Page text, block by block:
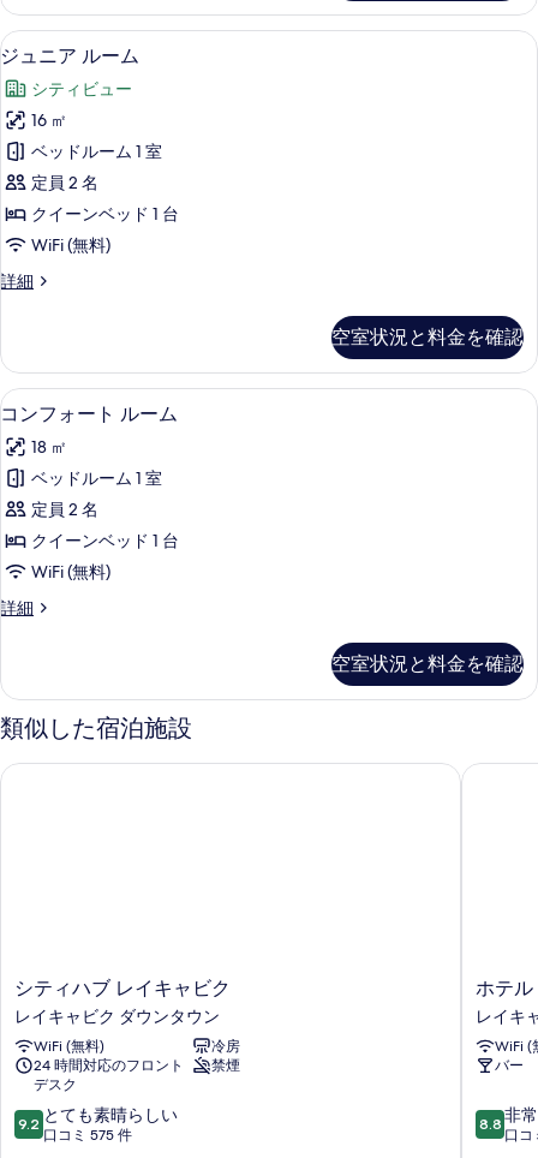
ベ
ッ
ド
付
き
の
す
べ
て
の
真
を
表
示
す
る
ベ
ッ
ド
付
き
の
詳
細
て
の
写
真
を
表
示
す
る
ス
ル
ー
の
詳
細
ジ
ュ
ニ
ア
ル
ー
ム
す
て
の
写
真
を
表
示
す
る
ジュニア ルーム | セーフティボック
8
ジュニア ルーム
シティビュー
16 ㎡
ベッドルーム 1 室
定員 2 名
クイーンベッド 1 台
WiFi (無料)
詳細
ジ
ル
ー
ム
詳
細
空室状況と料金を確認
コ
ン
フ
ォ
ー
ト
ー
の
す
べ
て
す
る
コンフォート ルーム | セーフティボ
8
コンフォート ルーム
18 ㎡
ベッドルーム 1 室
定員 2 名
クイーンベッド 1 台
WiFi (無料)
詳細
コ
ー
ト
ル
ム
空室状況と料金を確認
類似した宿泊施設
シ
テ
ィ
ハ
ブ
イ
キ
シティハブ レイキャビク
レイキャビク ダウンタウン
WiFi (無料)
冷房
24 時間対応のフロント
デスク
禁煙
10
段
9.2 とても素晴らしい
口コミ 575 件
シティハブ レイキャビク
ホ
テ
ル
フ
ロ
レ
イ
ホテ
レイキ
WiFi (
バー
10
段
8.8 非
口コ
ホテル